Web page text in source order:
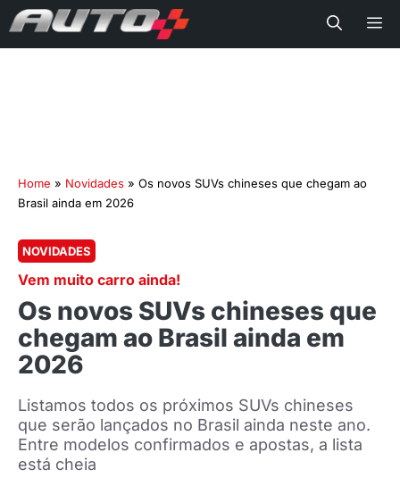
Home » Novidades » Os novos SUVs chineses que chegam ao
Brasil ainda em 2026
NOVIDADES
Vem muito carro ainda!
Os novos SUVs chineses que
chegam ao Brasil ainda em
2026
Listamos todos os próximos SUVs chineses
que serão lançados no Brasil ainda neste ano.
Entre modelos confirmados e apostas, a lista
está cheia